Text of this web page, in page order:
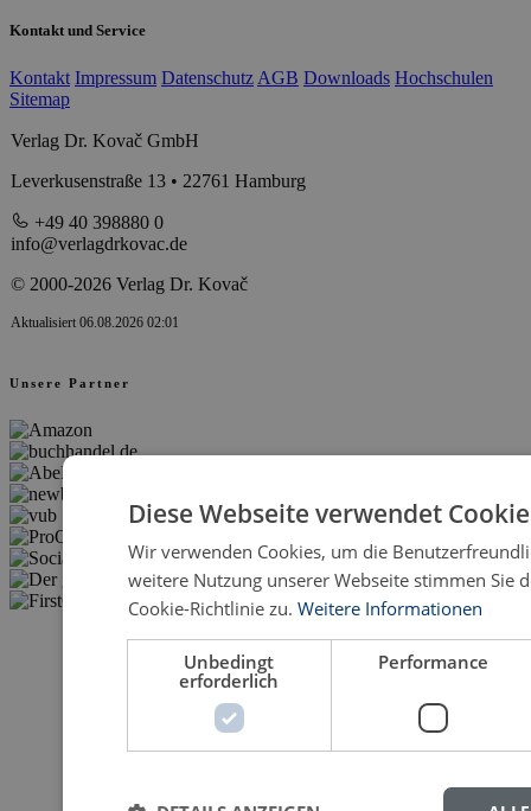
Kontakt und Service
Kontakt Impressum Datenschutz AGB Downloads Hochschulen
Sitemap
Verlag Dr. Kovač GmbH
Leverkusenstraße 13 • 22761 Hamburg
+49 40 398880 0
info@verlagdrkovac.de
© 2000-2026 Verlag Dr. Kovač
Aktualisiert 06.08.2026 02:01
Unsere Partner
Diese Webseite verwendet
Wir verwenden Cookies, um die
weitere Nutzung unserer Webseite stimmen Sie
Cookie-Richtlinie zu. Weitere Informationen
Unbedingt
erforderlich
Performance